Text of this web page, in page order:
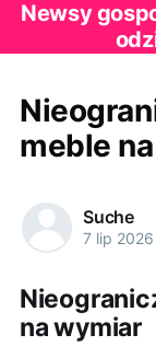
Newsy
meble
Suche
7 lip 2026
na wymiar